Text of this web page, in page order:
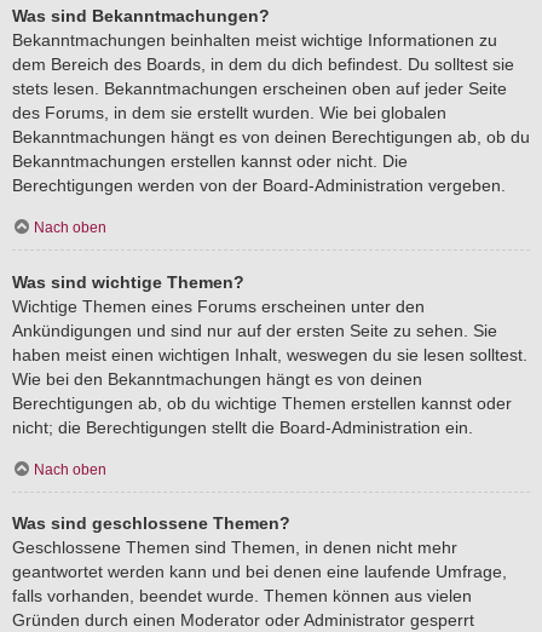
Was sind Bekanntmachungen?
Bekanntmachungen beinhalten meist wichtige Informationen zu
dem Bereich des Boards, in dem du dich befindest. Du solltest sie
stets lesen. Bekanntmachungen erscheinen oben auf jeder Seite
des Forums, in dem sie erstellt wurden. Wie bei globalen
Bekanntmachungen hängt es von deinen Berechtigungen ab, ob du
Bekanntmachungen erstellen kannst oder nicht. Die
Berechtigungen werden von der Board-Administration vergeben.
Nach oben
Was sind wichtige Themen?
Wichtige Themen eines Forums erscheinen unter den
Ankündigungen und sind nur auf der ersten Seite zu sehen. Sie
haben meist einen wichtigen Inhalt, weswegen du sie lesen solltest.
Wie bei den Bekanntmachungen hängt es von deinen
Berechtigungen ab, ob du wichtige Themen erstellen kannst oder
nicht; die Berechtigungen stellt die Board-Administration ein.
Nach oben
Was sind geschlossene Themen?
Geschlossene Themen sind Themen, in denen nicht mehr
geantwortet werden kann und bei denen eine laufende Umfrage,
falls vorhanden, beendet wurde. Themen können aus vielen
Gründen durch einen Moderator oder Administrator gesperrt